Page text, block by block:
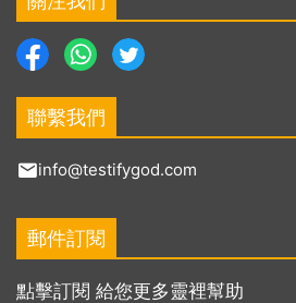
聯繫我們
info@testifygod.com
郵件訂閱
點擊訂閱 給您更多靈裡幫助